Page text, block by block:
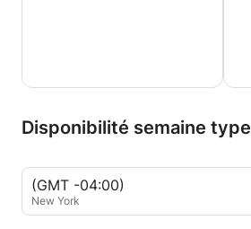
Disponibilité semaine type
(GMT -04:00)
New York